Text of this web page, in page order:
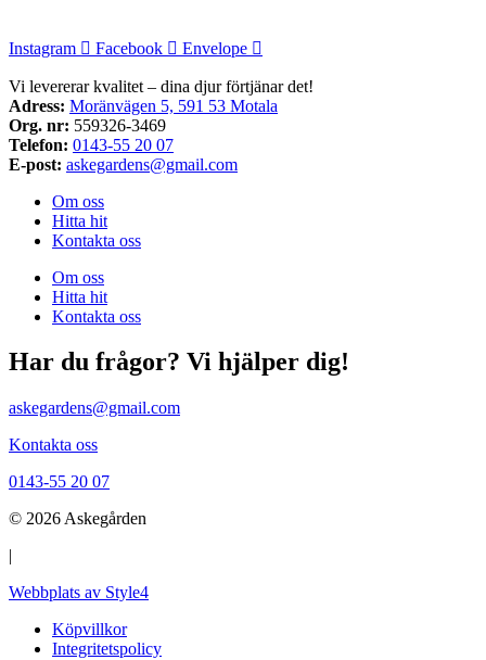
Instagram Facebook Envelope
Vi levererar kvalitet – dina djur förtjänar det!
Adress: Moränvägen 5, 591 53 Motala
Org. nr: 559326-3469
Telefon: 0143-55 20 07
E-post: askegardens@gmail.com
Om oss
Hitta hit
Kontakta oss
Om oss
Hitta hit
Kontakta oss
Har du frågor? Vi hjälper dig!
askegardens@gmail.com
Kontakta oss
0143-55 20 07
© 2026 Askegården
|
Webbplats av Style4
Köpvillkor
Integritetspolicy